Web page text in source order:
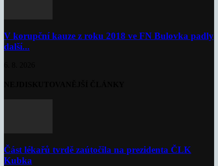
V korupční kauze z roku 2018 ve FN Bulovka padly
další...
Část lékařů tvrdě zaútočila na prezidenta ČLK
Kubka